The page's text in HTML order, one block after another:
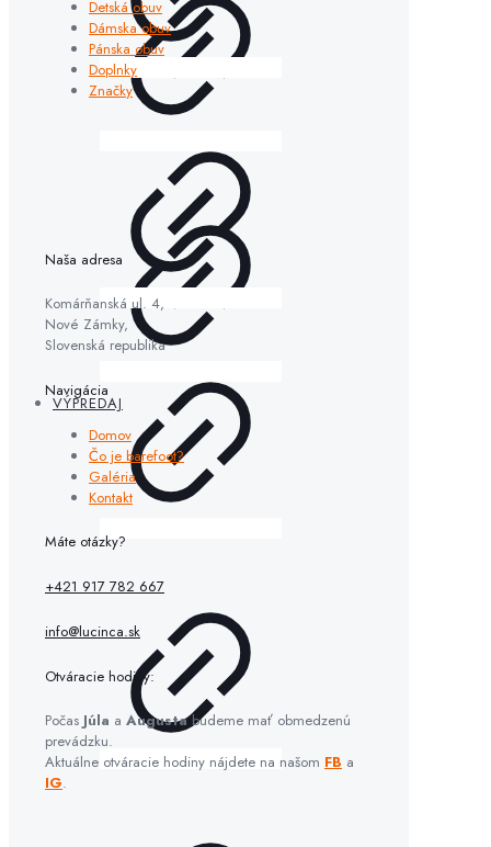
VÝPREDAJ
Detská obuv
Dámska obuv
Pánska obuv
Doplnky
Značky
Naša adresa
Komárňanská ul. 4,
Nové Zámky,
Slovenská republika
Navigácia
Domov
Čo je barefoot?
Galéria
Kontakt
Máte otázky?
+421 917 782 667
info@lucinca.sk
Otváracie hodiny:
Počas Júla a Augustabudeme mať obmedzenú
prevádzku.
Aktuálne otváracie hodiny nájdete na našom FB a
IG.